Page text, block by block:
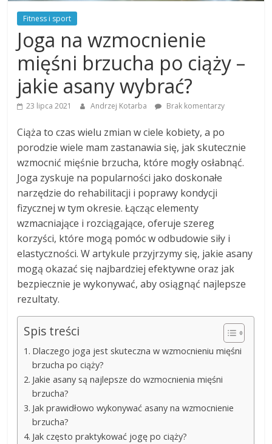
Fitness i sport
Joga na wzmocnienie
mięśni brzucha po ciąży –
jakie asany wybrać?
23 lipca 2021 Andrzej Kotarba Brak komentarzy
Ciąża to czas wielu zmian w ciele kobiety, a po
porodzie wiele mam zastanawia się, jak skutecznie
wzmocnić mięśnie brzucha, które mogły osłabnąć.
Joga zyskuje na popularności jako doskonałe
narzędzie do rehabilitacji i poprawy kondycji
fizycznej w tym okresie. Łącząc elementy
wzmacniające i rozciągające, oferuje szereg
korzyści, które mogą pomóc w odbudowie siły i
elastyczności. W artykule przyjrzymy się, jakie asany
mogą okazać się najbardziej efektywne oraz jak
bezpiecznie je wykonywać, aby osiągnąć najlepsze
rezultaty.
Spis treści
Dlaczego joga jest skuteczna w wzmocnieniu mięśni
brzucha po ciąży?
Jakie asany są najlepsze do wzmocnienia mięśni
brzucha?
Jak prawidłowo wykonywać asany na wzmocnienie
brzucha?
Jak często praktykować jogę po ciąży?